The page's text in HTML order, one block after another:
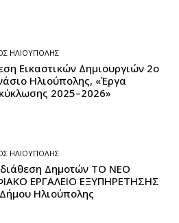
ΗΛΙΟΎΠΟΛΗΣ
Εικαστικών Δημιουργιών 2ο
Ηλιούπολης, «Έργα
2025–2026»
ΗΛΙΟΎΠΟΛΗΣ
Δημοτών ΤΟ ΝΕΟ
ΕΡΓΑΛΕΙΟ ΕΞΥΠΗΡΕΤΗΣΗΣ
Ηλιούπολης